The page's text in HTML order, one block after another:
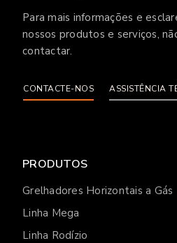
Para mais informações e
nossos produtos e serviços,
contactar.
CONTACTE-NOS ASSISTÊNCIA
PRODUTOS
Grelhadores Horizontais a Gás
Linha Mega
Linha Rodízio